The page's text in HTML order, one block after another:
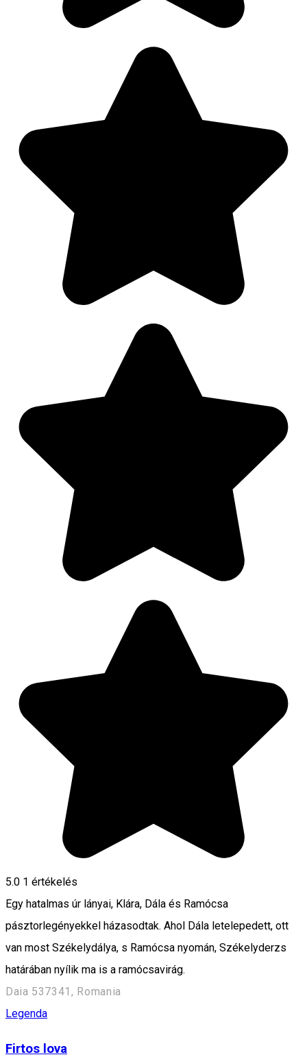
5.0 1 értékelés
Egy hatalmas úr lányai, Klára, Dála és Ramócsa
pásztorlegényekkel házasodtak. Ahol Dála letelepedett, ott
van most Székelydálya, s Ramócsa nyomán, Székelyderzs
határában nyílik ma is a ramócsavirág.
Daia 537341, Romania
Legenda
Firtos lova